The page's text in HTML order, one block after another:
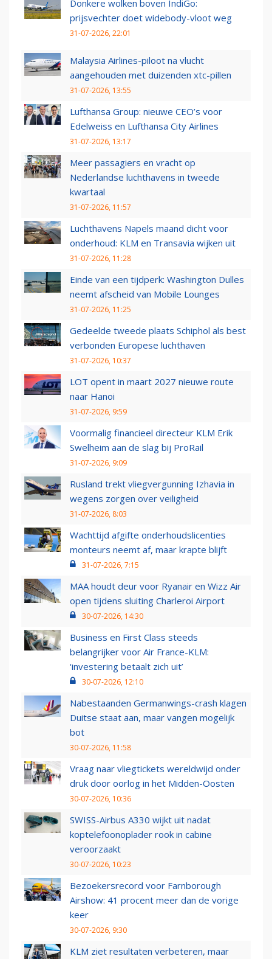
Donkere wolken boven IndiGo:
prijsvechter doet widebody-vloot weg
31-07-2026, 22:01
Malaysia Airlines-piloot na vlucht
aangehouden met duizenden xtc-pillen
31-07-2026, 13:55
Lufthansa Group: nieuwe CEO’s voor
Edelweiss en Lufthansa City Airlines
31-07-2026, 13:17
Meer passagiers en vracht op
Nederlandse luchthavens in tweede
kwartaal
31-07-2026, 11:57
Luchthavens Napels maand dicht voor
onderhoud: KLM en Transavia wijken uit
31-07-2026, 11:28
Einde van een tijdperk: Washington Dulles
neemt afscheid van Mobile Lounges
31-07-2026, 11:25
Gedeelde tweede plaats Schiphol als best
verbonden Europese luchthaven
31-07-2026, 10:37
LOT opent in maart 2027 nieuwe route
naar Hanoi
31-07-2026, 9:59
Voormalig financieel directeur KLM Erik
Swelheim aan de slag bij ProRail
31-07-2026, 9:09
Rusland trekt vliegvergunning Izhavia in
wegens zorgen over veiligheid
31-07-2026, 8:03
Wachttijd afgifte onderhoudslicenties
monteurs neemt af, maar krapte blijft
31-07-2026, 7:15
MAA houdt deur voor Ryanair en Wizz Air
open tijdens sluiting Charleroi Airport
30-07-2026, 14:30
Business en First Class steeds
belangrijker voor Air France-KLM:
‘investering betaalt zich uit’
30-07-2026, 12:10
Nabestaanden Germanwings-crash klagen
Duitse staat aan, maar vangen mogelijk
bot
30-07-2026, 11:58
Vraag naar vliegtickets wereldwijd onder
druk door oorlog in het Midden-Oosten
30-07-2026, 10:36
SWISS-Airbus A330 wijkt uit nadat
koptelefoonoplader rook in cabine
veroorzaakt
30-07-2026, 10:23
Bezoekersrecord voor Farnborough
Airshow: 41 procent meer dan de vorige
keer
30-07-2026, 9:30
KLM ziet resultaten verbeteren, maar